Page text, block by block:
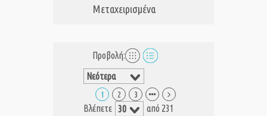
Μεταχειρισμένα
Προβολή:
1 2 3
Βλέπετε από 231